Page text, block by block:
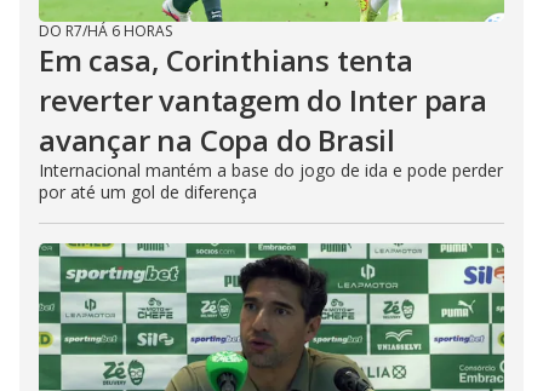
DO R7/HÁ 6 HORAS
Em casa, Corinthians tenta
reverter vantagem do Inter para
avançar na Copa do Brasil
Internacional mantém a base do jogo de ida e pode perder
por até um gol de diferença